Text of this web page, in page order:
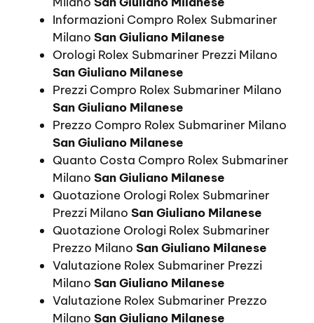
Informazioni Compro Rolex Submariner
Milano San Giuliano Milanese
Orologi Rolex Submariner Prezzi Milano
San Giuliano Milanese
Prezzi Compro Rolex Submariner Milano
San Giuliano Milanese
Prezzo Compro Rolex Submariner Milano
San Giuliano Milanese
Quanto Costa Compro Rolex Submariner
Milano San Giuliano Milanese
Quotazione Orologi Rolex Submariner
Prezzi Milano San Giuliano Milanese
Quotazione Orologi Rolex Submariner
Prezzo Milano San Giuliano Milanese
Valutazione Rolex Submariner Prezzi
Milano San Giuliano Milanese
Valutazione Rolex Submariner Prezzo
Milano San Giuliano Milanese